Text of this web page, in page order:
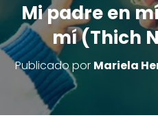
Mi padre en
mí (Thich
Publicado por Mariela